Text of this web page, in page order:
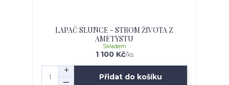
LAPAČ SLUNCE - STROM ŽIVOTA Z
AMETYSTU
1 100 Kč/ks
Skladem
Přidat do košíku